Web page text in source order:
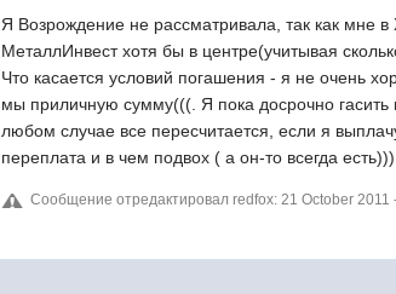
Я Возрождение не рассматривала, так как мне
МеталлИнвест хотя бы в центре(учитывая
Что касается условий погашения - я не очень
мы приличную сумму(((. Я пока досрочно гасить
любом случае все пересчитается, если я
переплата и в чем подвох ( а он-то всегда
Сообщение отредактировал redfox: 21 October 2011